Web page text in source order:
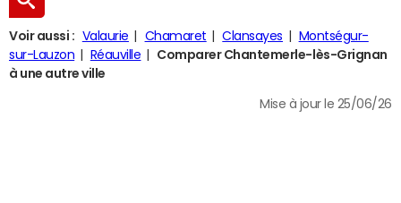
Voir aussi : Valaurie Chamaret Clansayes
Montségur-
sur-Lauzon
Réauville
Comparer Chantemerle-lès-Grignan
à une autre ville
Mise à jour le 25/06/26